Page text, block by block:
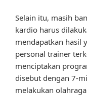
Selain itu, masih
kardio harus
mendapatkan hasil
personal trainer
menciptakan
disebut dengan 7-
melakukan